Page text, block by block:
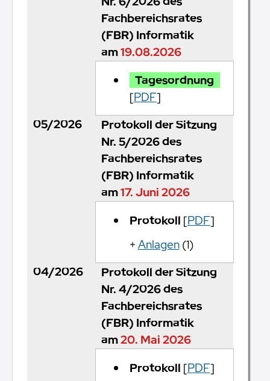
Fachbereichsrates
(FBR) Informatik
am19.08.2026
Tagesordnung
[PDF]
05/2026
Protokoll der Sitzung
Nr. 5/2026 des
Fachbereichsrates
(FBR) Informatik
am17. Juni 2026
Protokoll [PDF]
+Anlagen(1)
04/2026
Protokoll der Sitzung
Nr. 4/2026 des
Fachbereichsrates
(FBR) Informatik
am20. Mai 2026
Protokoll [PDF]